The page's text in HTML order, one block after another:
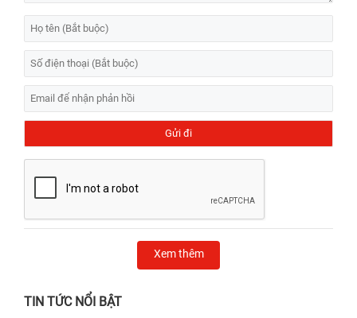
Xem thêm
TIN TỨC NỔI BẬT